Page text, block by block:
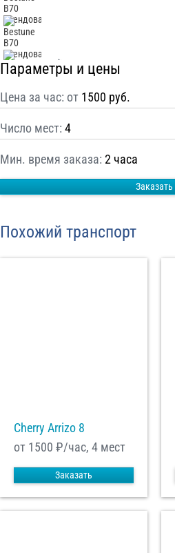
Параметры и цены
Цена за час: от 1500 руб.
Число мест: 4
Мин. время заказа: 2 часа
Заказать
Похожий транспорт
Cherry Arrizo 8
от 1500 ₽/час, 4 мест
Заказать